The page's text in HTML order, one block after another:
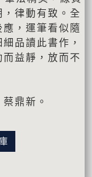
律動有致。全
，運筆看似隨
品讀此書作，
益靜，放而不
鼎新。